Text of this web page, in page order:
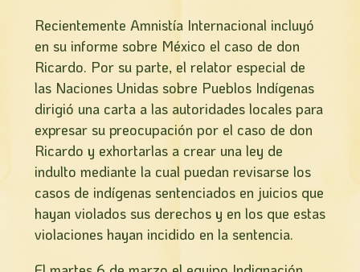
Recientemente Amnistí­a Internacional incluyó
en su informe sobre México el caso de don
Ricardo. Por su parte, el relator especial de
las Naciones Unidas sobre Pueblos Indígenas
dirigió una carta a las autoridades locales para
expresar su preocupación por el caso de don
Ricardo y exhortarlas a crear una ley de
indulto mediante la cual puedan revisarse los
casos de indígenas sentenciados en juicios que
hayan violados sus derechos y en los que estas
violaciones hayan incidido en la sentencia.